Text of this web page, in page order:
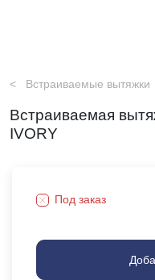
Встраиваемые вытяжки
Встраиваемая
IVORY
Под заказ